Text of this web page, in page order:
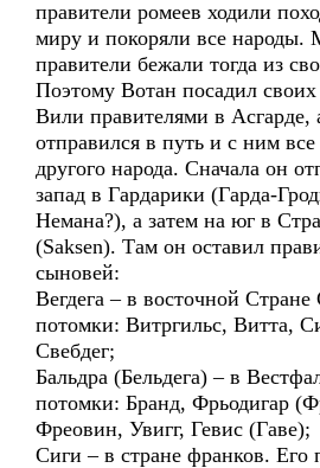
правители ромеев ходили
миру и покоряли все народы.
правители бежали тогда из
Поэтому Вотан посадил своих
Вили правителями в Асгарде,
отправился в путь и с ним
другого народа. Сначала он
запад в Гардарики (Гарда-
Немана?), а затем на юг в
(Saksen). Там он оставил
сыновей:
Вегдега – в восточной Стране
потомки: Витргильс, Витта,
Свебдег;
Бальдра (Бельдега) – в
потомки: Бранд, Фрьодигар
Фреовин, Увигг, Гевис (Гаве);
Сиги – в стране франков. Его